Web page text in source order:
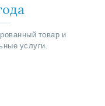
товар и
услуги.